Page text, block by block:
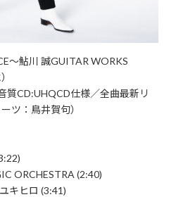
～鮎川 誠GUITAR WORKS
質CD:UHQCD仕様／全曲最新リ
ツ：鳥井賀句）
ORCHESTRA (2:40)
キヒロ (3:41)